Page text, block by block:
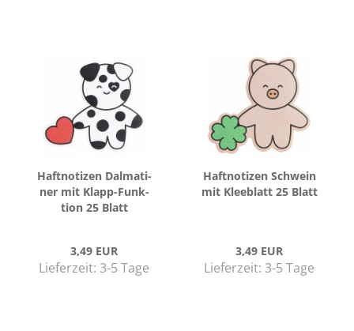
Haft­no­ti­zen Dal­ma­ti­
ner mit Klapp-​​Funk­
ti­on 25 Blatt
3,49 EUR
Lieferzeit: 3-5 Tage
Haft­no­ti­zen Schwein
mit Klee­blatt 25 Blatt
3,49 EUR
Lieferzeit: 3-5 Tage